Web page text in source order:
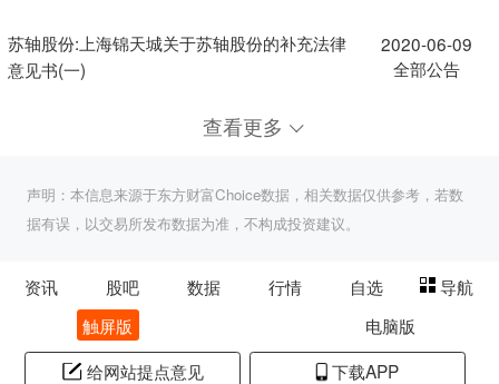
苏轴股份:上海锦天城关于苏轴股份的补充法律
意见书(一)
2020-06-09
全部公告
查看更多
声明：本信息来源于东方财富Choice数据，相关数据仅供参考，若数
据有误，以交易所发布数据为准，不构成投资建议。
资讯 股吧 数据 行情 自选
导航
触屏版
电脑版
给网站提点意见
下载APP